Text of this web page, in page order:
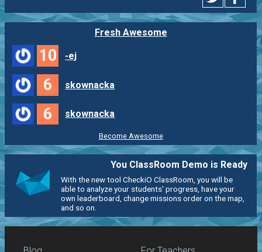
Fresh Awesome
10 -ej
6 skownacka
6 skownacka
Become Awesome
You ClassRoom Demo is Ready
With the new tool CheckiO ClassRoom, you will be
able to analyze your students' progress, have your
own leaderboard, change missions order on the map,
and so on.